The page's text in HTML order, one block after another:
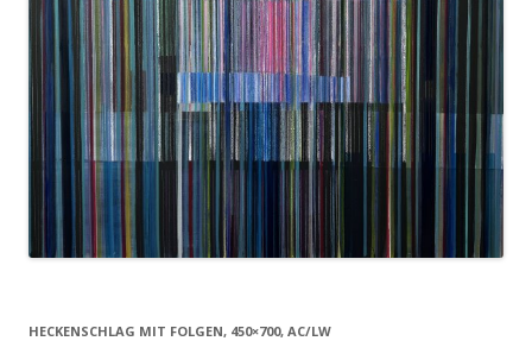
HECKENSCHLAG MIT FOLGEN, 450×700, AC/LW